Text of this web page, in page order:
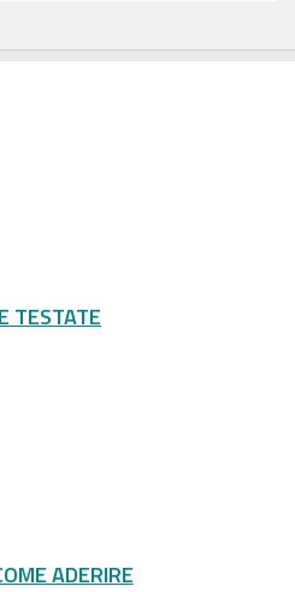
TESTATE
ADERIRE